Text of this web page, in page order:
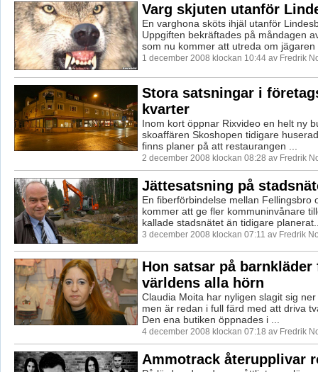
Varg skjuten utanför
En varghona sköts ihjäl utanför
Uppgiften bekräftades på måndagen
som nu kommer att utreda om jägaren
1 december 2008 klockan 10:44 av Fredrik
Stora satsningar i
kvarter
Inom kort öppnar Rixvideo en helt ny
skoaffären Skoshopen tidigare
finns planer på att restaurangen ...
2 december 2008 klockan 08:28 av Fredrik
Jättesatsning på
En fiberförbindelse mellan Fellingsbro
kommer att ge fler kommuninvånare
kallade stadsnätet än tidigare
3 december 2008 klockan 07:11 av Fredrik
Hon satsar på barnkläder
världens alla hörn
Claudia Moita har nyligen slagit sig
men är redan i full färd med att driva
Den ena butiken öppnades i ...
4 december 2008 klockan 07:18 av Fredrik
Ammotrack återupplivar